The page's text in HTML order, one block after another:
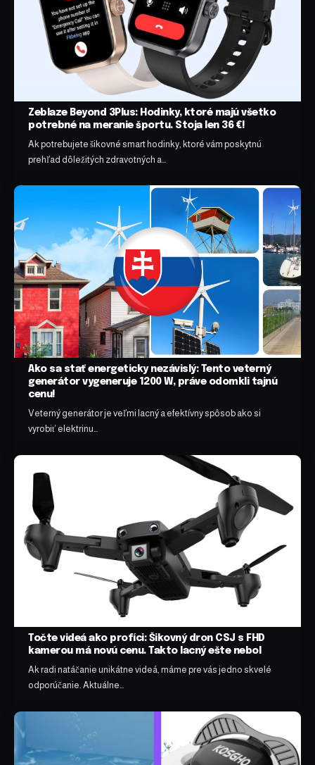
Zeblaze Beyond 3Plus: Hodinky, ktoré majú všetko
potrebné na meranie športu. Stoja len 36 €!
Ak potrebujete šikovné smart hodinky, ktoré vám poskytnú
prehľad dôležitých zdravotných a…
Ako sa stať energeticky nezávislý: Tento veterný
generátor vygeneruje 1200 W, práve odomkli tajnú
cenu!
Veterný generátor je veľmi lacný a efektívny spôsob ako si
vyrobiť elektrinu…
Točte videá ako profíci: Šikovný dron CSJ s FHD
kamerou má novú cenu. Takto lacný ešte nebol
Ak radi natáčanie unikátne videá, máme pre vás jedno skvelé
odporúčanie. Aktuálne…